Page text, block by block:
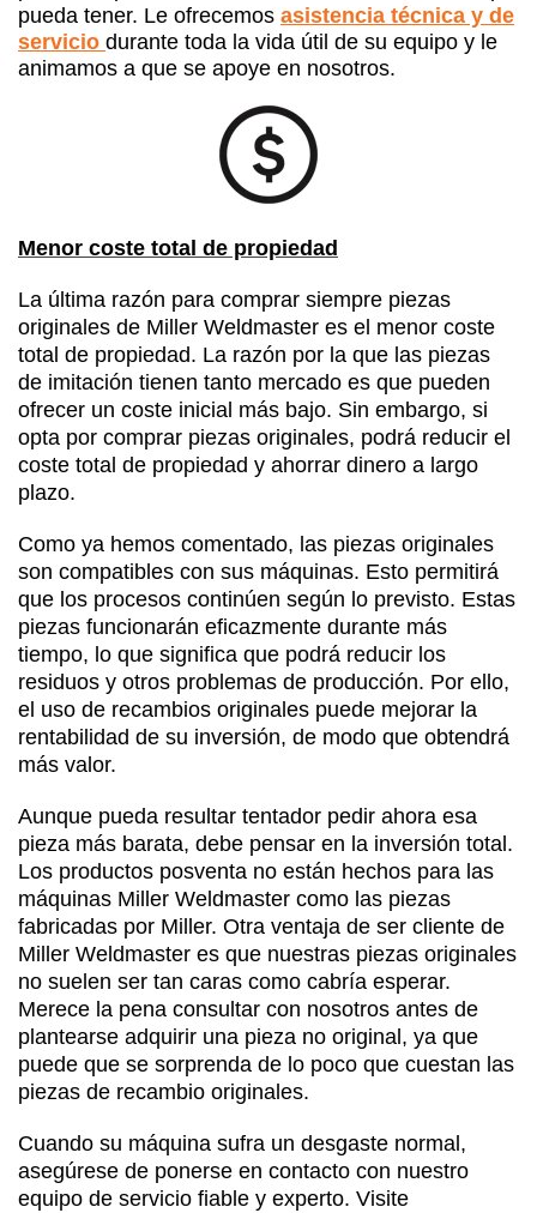
pueda tener. Le ofrecemos asistencia técnica y de
servicio durante toda la vida útil de su equipo y le
animamos a que se apoye en nosotros.
Menor coste total de propiedad
La última razón para comprar siempre piezas
originales de Miller Weldmaster es el menor coste
total de propiedad. La razón por la que las piezas
de imitación tienen tanto mercado es que pueden
ofrecer un coste inicial más bajo. Sin embargo, si
opta por comprar piezas originales, podrá reducir el
coste total de propiedad y ahorrar dinero a largo
plazo.
Como ya hemos comentado, las piezas originales
son compatibles con sus máquinas. Esto permitirá
que los procesos continúen según lo previsto. Estas
piezas funcionarán eficazmente durante más
tiempo, lo que significa que podrá reducir los
residuos y otros problemas de producción. Por ello,
el uso de recambios originales puede mejorar la
rentabilidad de su inversión, de modo que obtendrá
más valor.
Aunque pueda resultar tentador pedir ahora esa
pieza más barata, debe pensar en la inversión total.
Los productos posventa no están hechos para las
máquinas Miller Weldmaster como las piezas
fabricadas por Miller. Otra ventaja de ser cliente de
Miller Weldmaster es que nuestras piezas originales
no suelen ser tan caras como cabría esperar.
Merece la pena consultar con nosotros antes de
plantearse adquirir una pieza no original, ya que
puede que se sorprenda de lo poco que cuestan las
piezas de recambio originales.
Cuando su máquina sufra un desgaste normal,
asegúrese de ponerse en contacto con nuestro
equipo de servicio fiable y experto. Visite